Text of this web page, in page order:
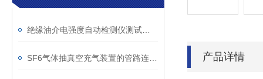
产品详情